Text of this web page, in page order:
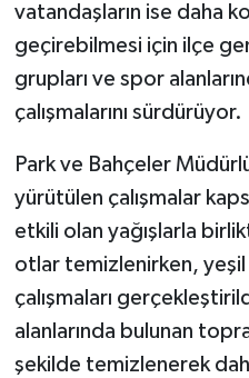
vatandaşların ise daha
geçirebilmesi için ilçe
grupları ve spor
çalışmalarını sürdürüyor.
Park ve Bahçeler
yürütülen çalışmalar
etkili olan yağışlarla
otlar temizlenirken, yeşil
çalışmaları
alanlarında bulunan
şekilde temizlenerek